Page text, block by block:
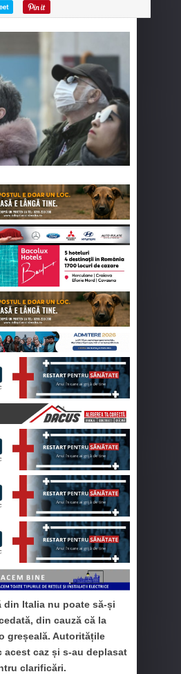
din Italia nu poate să-și
din cauză că la
greșeală. Autoritățile
acest caz și s-au deplasat
clarificări.